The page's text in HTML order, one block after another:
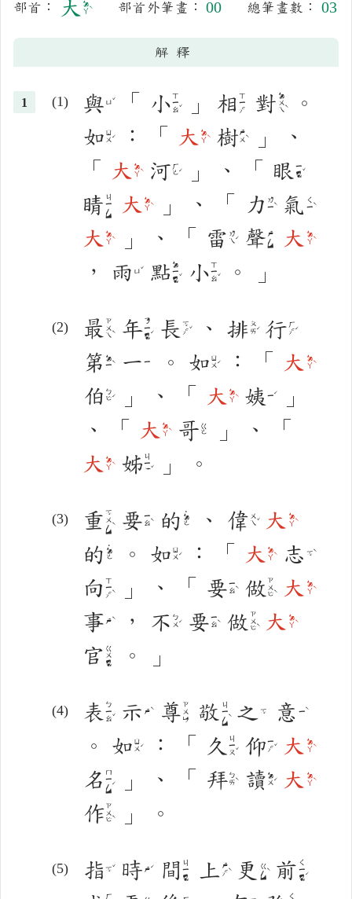
部首： 大 ㄉㄚˋ 部首外筆畫： 00 總筆畫數： 03
解釋
與 ㄩˇ 「 小ㄒㄧㄠˇ 」 相ㄒㄧㄤ 對ㄉㄨㄟˋ
。
如ㄖㄨˊ ： 「 大 ㄉㄚˋ 樹ㄕㄨˋ 」
、
「
大 ㄉㄚˋ 河ㄏㄜˊ 」 、 「 眼 ㄧㄢˇ
睛ㄐㄧㄥ 大 ㄉㄚˋ 」 、 「 力 ㄌㄧˋ 氣 ㄑㄧˋ
大 ㄉㄚˋ 」 、 「 雷 ㄌㄟˊ 聲ㄕㄥ 大 ㄉㄚˋ
， 雨 ㄩˇ 點ㄉㄧㄢˇ 小ㄒㄧㄠˇ 。 」
最ㄗㄨㄟˋ 年ㄋㄧㄢˊ 長 ㄓㄤˇ 、 排ㄆㄞˊ 行ㄏㄤˊ
第 ㄉㄧˋ 一 ㄧ 。 如ㄖㄨˊ ： 「 大 ㄉㄚˋ
伯 ㄅㄛˊ 」 、 「 大 ㄉㄚˋ 姨 ㄧˊ
」
、
「 大 ㄉㄚˋ 哥ㄍㄜ 」 、
「
大 ㄉㄚˋ 姊ㄐㄧㄝˇ 」 。
重ㄓㄨㄥˋ 要ㄧㄠˋ 的 ㄉㄜ 、 偉ㄨㄟˇ 大 ㄉㄚˋ
的 ㄉㄜ 。 如ㄖㄨˊ ： 「 大 ㄉㄚˋ 志 ㄓˋ
向ㄒㄧㄤˋ 」 、 「 要ㄧㄠˋ 做ㄗㄨㄛˋ 大 ㄉㄚˋ
事 ㄕˋ ， 不 ㄅㄨˊ 要ㄧㄠˋ 做ㄗㄨㄛˋ 大 ㄉㄚˋ
官ㄍㄨㄢ 。 」
表ㄅㄧㄠˇ 示 ㄕˋ 尊ㄗㄨㄣ 敬ㄐㄧㄥˋ 之 ㄓ 意 ㄧˋ
。 如ㄖㄨˊ ： 「 久 ㄐㄧㄡˇ 仰ㄧㄤˇ 大 ㄉㄚˋ
名ㄇㄧㄥˊ 」 、 「 拜ㄅㄞˋ 讀ㄉㄨˊ 大 ㄉㄚˋ
作ㄗㄨㄛˋ 」 。
指 ㄓˇ 時 ㄕˊ 間ㄐㄧㄢ 上 ㄕㄤˋ 更 ㄍㄥˋ 前ㄑㄧㄢˊ